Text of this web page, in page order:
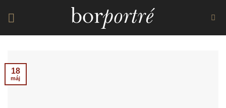
18
máj